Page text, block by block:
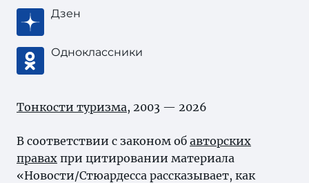
Дзен
Одноклассники
Тонкости туризма, 2003 — 2026
В соответствии с законом об авторских
правах при цитировании материала
«Новости/Стюардесса рассказывает, как